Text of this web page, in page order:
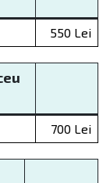
550 Lei
700 Lei